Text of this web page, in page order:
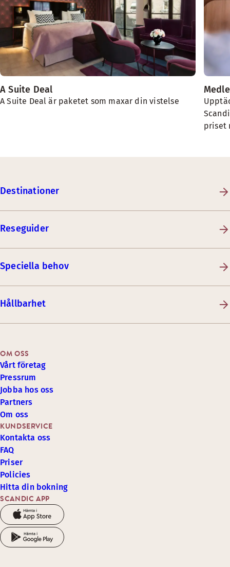
A Suite Deal
A Suite Deal är paketet som maxar din vistelse
priset
Destinationer
Reseguider
Speciella behov
Hållbarhet
SCANDIC APP
KUNDSERVICE
Kontakta oss
FAQ
Priser
Policies
Hitta din bokning
OM OSS
Vårt företag
Pressrum
Jobba hos oss
Partners
Om oss